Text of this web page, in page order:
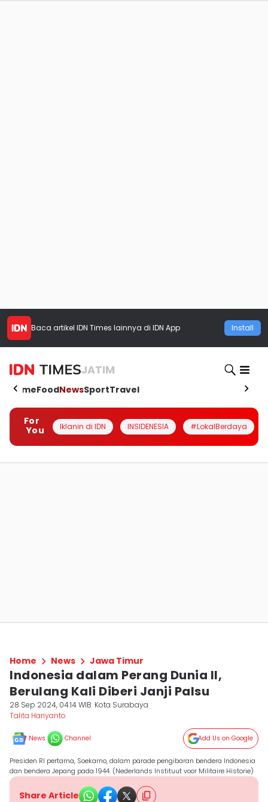
Baca artikel IDN Times lainnya di IDN App Install
JATIM
HomeFoodNewsSportTravel
For
You
Iklanin di IDN INSIDENESIA #LokalBerdaya
Home News Jawa Timur
Indonesia dalam Perang Dunia II,
Berulang Kali Diberi Janji Palsu
28 Sep 2024, 04:14 WIB Kota Surabaya
Talita Hariyanto
News Channel Add Us on Google
Presiden RI pertama, Soekarno, dalam parade pengibaran bendera Indonesia
dan bendera Jepang pada 1944. (Nederlands Instituut voor Militaire Historie)
Share Article